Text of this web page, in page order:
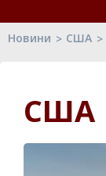
Новини США
США